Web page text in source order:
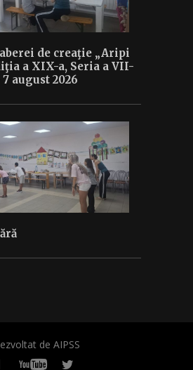
de creaţie „Aripi
a XIX-a, Seria a VII-
august 2026
de AIPSS